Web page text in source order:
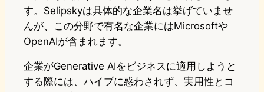
す。Selipskyは具体的な企業名は挙げていませ
んが、この分野で有名な企業にはMicrosoftや
OpenAIが含まれます。
企業がGenerative AIをビジネスに適用しようと
する際には、ハイプに惑わされず、実用性とコ